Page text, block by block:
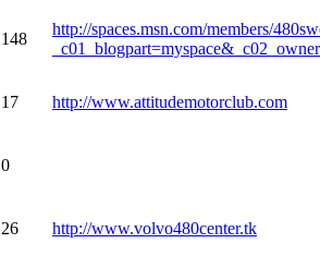
148
http://spaces.msn.com/members/
17 http://www.attitudemotorclub.com
0
26 http://www.volvo480center.tk